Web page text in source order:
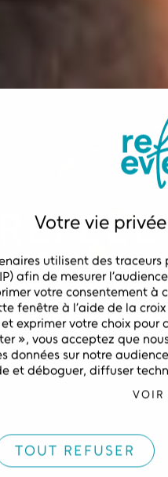
utilisent des
afin de mesurer
votre consentement
fenêtre à l’aide de la
exprimer votre choix pour
», vous acceptez que
données sur notre
et déboguer, diffuser
envoyées
Gérer mes cookies » en
pour plus d’informations.
VOIR
TOUT REFUSER
DONNEZ VIE À